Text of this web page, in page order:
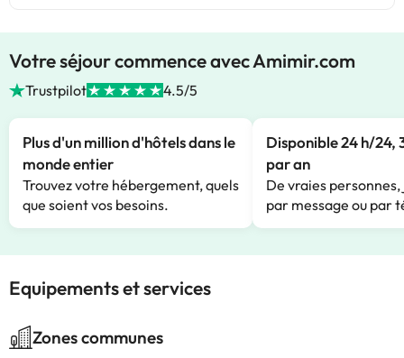
Votre séjour commence avec Amimir.com
Trustpilot 4.5/5
Plus d'un million d'hôtels dans le
monde entier
Trouvez votre hébergement, quels
que soient vos besoins.
Disponible 24 h/24,
par an
De vraies
par message ou par
Equipements et services
Zones communes